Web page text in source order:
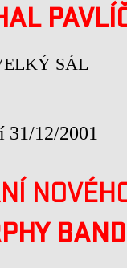
SÁL
31/12/2001
BAND